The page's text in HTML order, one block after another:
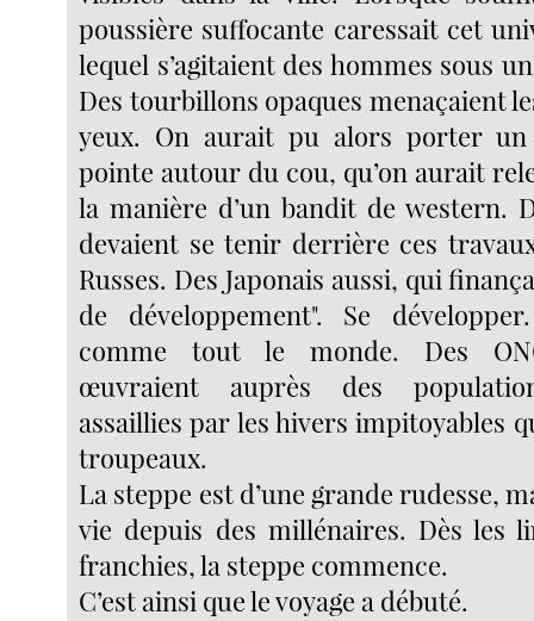
poussière suffocante caressait cet
lequel s’agitaient des hommes sous
Des tourbillons opaques menaçaient
yeux. On aurait pu alors porter
pointe autour du cou, qu’on aurait
la manière d’un bandit de western.
devaient se tenir derrière ces
Russes. Des Japonais aussi, qui
de développement". Se
comme tout le monde. Des
œuvraient auprès des
assaillies par les hivers impitoyables
troupeaux.
La steppe est d’une grande rudesse,
vie depuis des millénaires. Dès les
franchies, la steppe commence.
C’est ainsi que le voyage a débuté.